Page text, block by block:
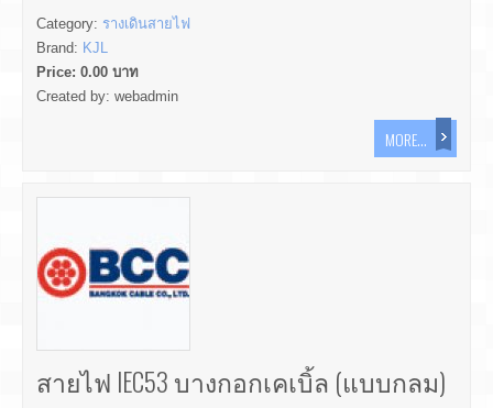
Category: รางเดินสายไฟ
Brand: KJL
Price: 0.00 บาท
Created by: webadmin
MORE...
สายไฟ IEC53 บางกอกเคเบิ้ล (แบบกลม)